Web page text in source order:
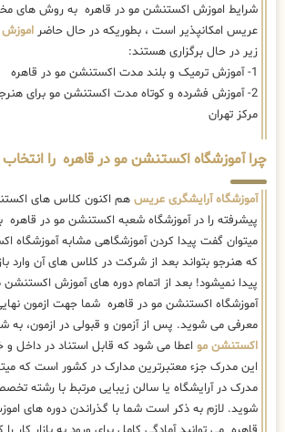
چرا آموزشگاه اکستنشن مو در قاهره را
آموزشگاه آرایشگری عریس
هم اکنون کلاس های
پیشرفته را در آموزشگاه شعبه اکستنشن مو در قاهره
میتوان گفت پیدا کردن آموزشگاهی مشابه آموزشگاه
پیدا نمیشود! بعد از اتمام دوره های آموزش اکستنشن
آموزشگاه اکستنشن مو در قاهره شما جهت ازمون
معرفی می شوید. پس از آزمون و قبولی در ازمون، به
اکستنشن مو
اعطا می شود که قابل استناد در داخل
این مدرک جزء معتبرترین مدارک در کشور است که
مدرک در آرایشگاه یا سالن زیبایی مرتبط با رشته
شوید. لازم به ذکر است شما با گذراندن دوره های
قاهره می توانید آمادگی کامل برای ورود به بازار کار
جدیدترین و بروزترین متد اکستنشن مو در
یکی از رشته های آموزش آرایشگری
در اموزشگاه
آموزش اکستنشن مو است. بسیاری از خانم ها به رشته
علاقه دارند. اکستنشن مو به دلیل تاثیر زیاد روی چهره